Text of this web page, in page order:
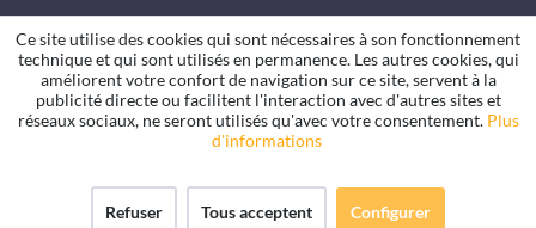
Conditions de protection des données
Ce site utilise des cookies qui sont nécessaires à son fonctionnement
technique et qui sont utilisés en permanence. Les autres cookies, qui
améliorent votre confort de navigation sur ce site, servent à la
publicité directe ou facilitent l'interaction avec d'autres sites et
réseaux sociaux, ne seront utilisés qu'avec votre consentement. Plus
d'informations
Refuser Tous acceptent Configurer